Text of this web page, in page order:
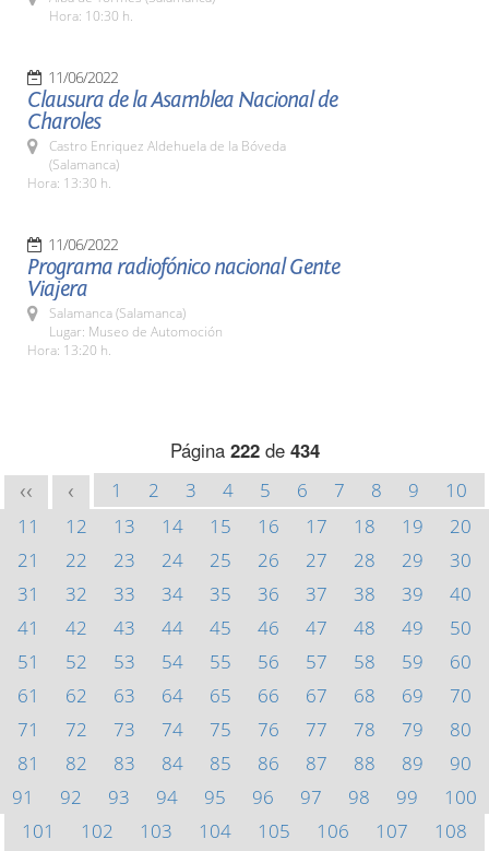
Hora: 10:30 h.
11/06/2022
Clausura de la Asamblea Nacional de
Charoles
Castro Enriquez Aldehuela de la Bóveda
(Salamanca)
Hora: 13:30 h.
11/06/2022
Programa radiofónico nacional Gente
Viajera
Salamanca (Salamanca)
Lugar: Museo de Automoción
Hora: 13:20 h.
Página 222de 434
<< < 1 2 3 4 5 6 7 8 9
10
11
12 13 14 15 16 17 18 19
20
21
22 23 24 25 26 27 28 29
30
31
32 33 34 35 36 37 38 39
40
41
42 43 44 45 46 47 48 49
50
51
52 53 54 55 56 57 58 59
60
61
62 63 64 65 66 67 68 69
70
71
72 73 74 75 76 77 78 79
80
81
82 83 84 85 86 87 88 89
90
91
92 93 94 95 96 97 98 99
100
101
102 103 104 105 106 107
108